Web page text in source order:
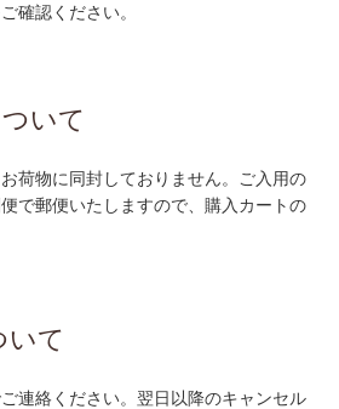
確認ください。
いて
荷物に同封しておりません。ご入用の
で郵便いたしますので、購入カートの
いて
連絡ください。翌日以降のキャンセル